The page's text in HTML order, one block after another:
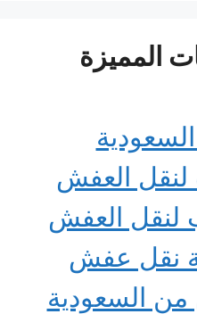
المميزة
لنقل العفش
لنقل العفش
نقل عفش
السعودية